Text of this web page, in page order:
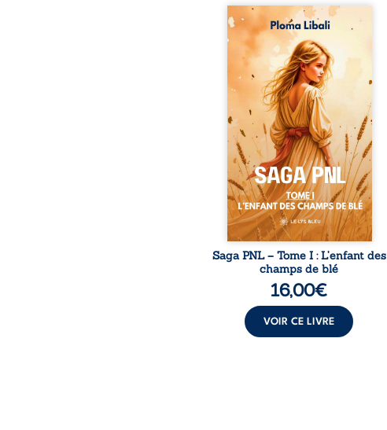
Autrefois, les champs
d’Atlantis vibraient sous le
vent et les enfants couraient
dans les blés. Puis la couronne
plia le genou, livrant son
peuple à l’ombre d’Ivorny. À
Atove, Luwel aurait pu
disparaître dans les ruines de
son destin ; pourtant, sous les
pierres d’un temple oublié, des
rebelles lui tendirent la main.
Parmi eux, Atos, général sans
trône mais habité par ...
Saga PNL – Tome I : L’enfant des
champs de blé
16,00€
VOIR CE LIVRE